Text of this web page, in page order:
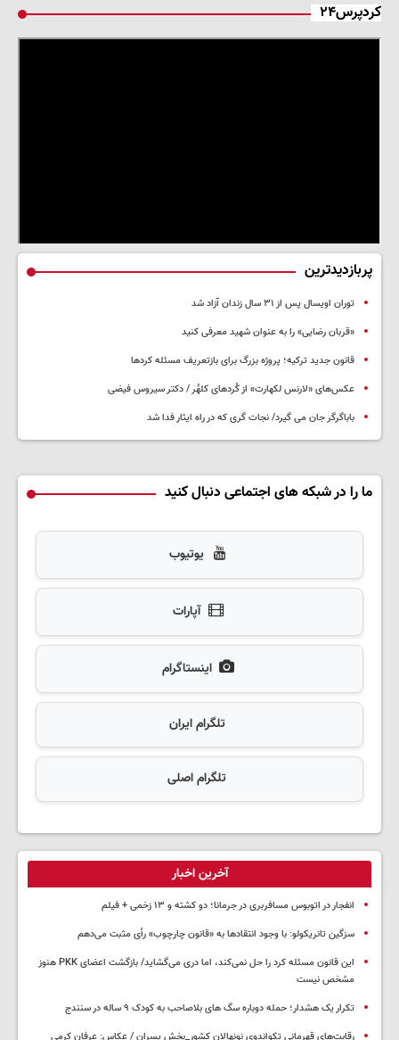
کردپرس۲۴
پربازدیدترین
توران اویسال پس از ۳۱ سال زندان آزاد شد
«قربان رضایی» را به عنوان شهید معرفی کنید
قانون جدید ترکیه؛ پروژه بزرگ‌ برای بازتعریف مسئله کردها
عکس‌های «لارنس لکهارت» از کُردهای کلهُر / دکتر سیروس فیضی
باباگرگر جان می گیرد/ نجات گری که در راه ایثار فدا شد
ما را در شبکه های اجتماعی دنبال کنید
یوتیوب
آپارات
اینستاگرام
تلگرام ایران
تلگرام اصلی
آخرین اخبار
انفجار در اتوبوس مسافربری در جرمانا؛ دو کشته و ۱۳ زخمی + فیلم
سزگین تانریکولو: با وجود انتقادها به «قانون چارچوب» رأی مثبت می‌دهم
این قانون مسئله کرد را حل نمی‌کند، اما دری می‌گشاید/ بازگشت اعضای PKK هنوز
مشخص نیست
تکرار یک هشدار؛ حمله دوباره سگ های بلاصاحب به کودک ۹ ساله در سنندج